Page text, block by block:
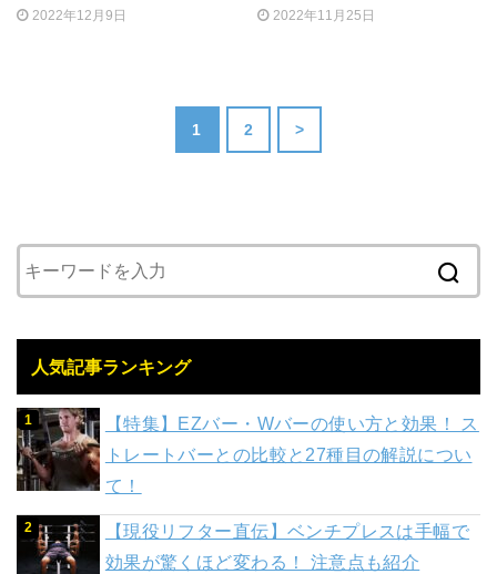
2022年12月9日 2022年11月25日
1 2 >
人気記事ランキング
【特集】EZバー・Wバーの使い方と効果！ ス
トレートバーとの比較と27種目の解説につい
て！
【現役リフター直伝】ベンチプレスは手幅で
効果が驚くほど変わる！ 注意点も紹介